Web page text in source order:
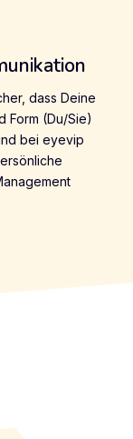
dass Deine
Form (Du/Sie)
bei eyevip